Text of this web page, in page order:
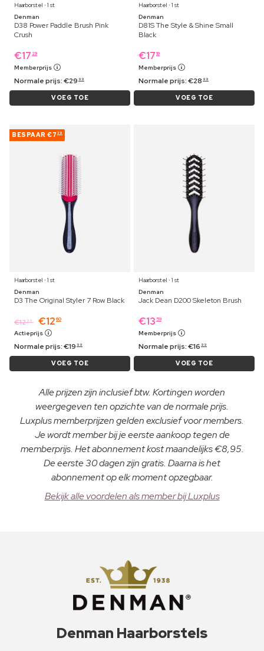
Haarborstel ⋅ 1 st
Denman
D38 Power Paddle Brush Pink
Crush
€17 29
Memberprijs
Normale prijs:€29 99
VOEG TOE
Haarborstel ⋅ 1 st
Denman
D81S The Style & Shine Small
Black
€17 19
Memberprijs
Normale prijs:€28 99
VOEG TOE
BESPAAR €7 39
Haarborstel ⋅ 1 st
Denman
D3 The Original Styler 7 Row Black
€12 99 €12 60
Actieprijs
Normale prijs:€19 99
VOEG TOE
Haarborstel ⋅ 1 st
Denman
Jack Dean D200 Skeleton Brush
€13 59
Memberprijs
Normale prijs:€16 99
VOEG TOE
Alle prijzen zijn inclusief btw. Kortingen worden
weergegeven ten opzichte van de normale prijs.
Luxplus memberprijzen gelden exclusief voor members.
Je wordt member bij je eerste aankoop tegen de
memberprijs. Het abonnement kost maandelijks €8,95.
De eerste 30 dagen zijn gratis. Daarna is het
abonnement op elk moment opzegbaar.
Bekijk alle voordelen als member bij Luxplus
Denman Haarborstels